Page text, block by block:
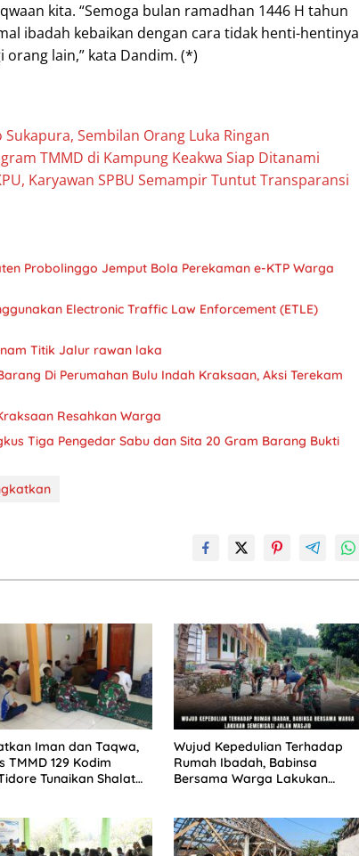
kita. “Semoga bulan ramadhan 1446 H tahun
ibadah kebaikan dengan cara tidak henti-hentinya
lain,” kata Dandim. (*)
Sembilan Orang Luka Ringan
TMMD di Kampung Keakwa Siap Ditanami
Karyawan SPBU Semampir Tuntut Transparansi
Probolinggo Jemput Bola Perekaman e-KTP Warga
Electronic Traffic Law Enforcement (ETLE)
Titik Jalur rawan laka
Di Perumahan Bulu Indah Kraksaan, Aksi Terekam
Resahkan Warga
Tiga Pengedar Sabu dan Sita 20 Gram Barang Bukti
Iman dan Taqwa,
TMMD 129 Kodim
Tunaikan Shalat
Wujud Kepedulian Terhadap
Rumah Ibadah, Babinsa
Bersama Warga Lakukan